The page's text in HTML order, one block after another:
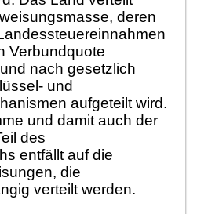
deren
Verbundquote
nach gesetzlich
und
aufgeteilt wird.
und damit auch der
des
entfällt auf die
die
verteilt werden.